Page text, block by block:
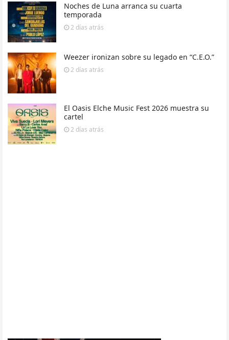
Noches de Luna arranca su cuarta
temporada
2 días atrás
Weezer ironizan sobre su legado en “C.E.O.”
2 días atrás
El Oasis Elche Music Fest 2026 muestra su
cartel
2 días atrás